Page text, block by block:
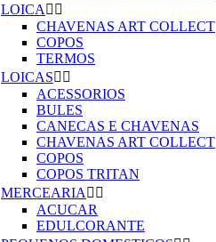
LOICA  
CHAVENAS ART COLLECT
COPOS
TERMOS
LOICAS 
ACESSORIOS
BULES
CANECAS E CHAVENAS
CHAVENAS ART COLLECT
COPOS
COPOS TRITAN
MERCEARIA  
ACUCAR
EDULCORANTE